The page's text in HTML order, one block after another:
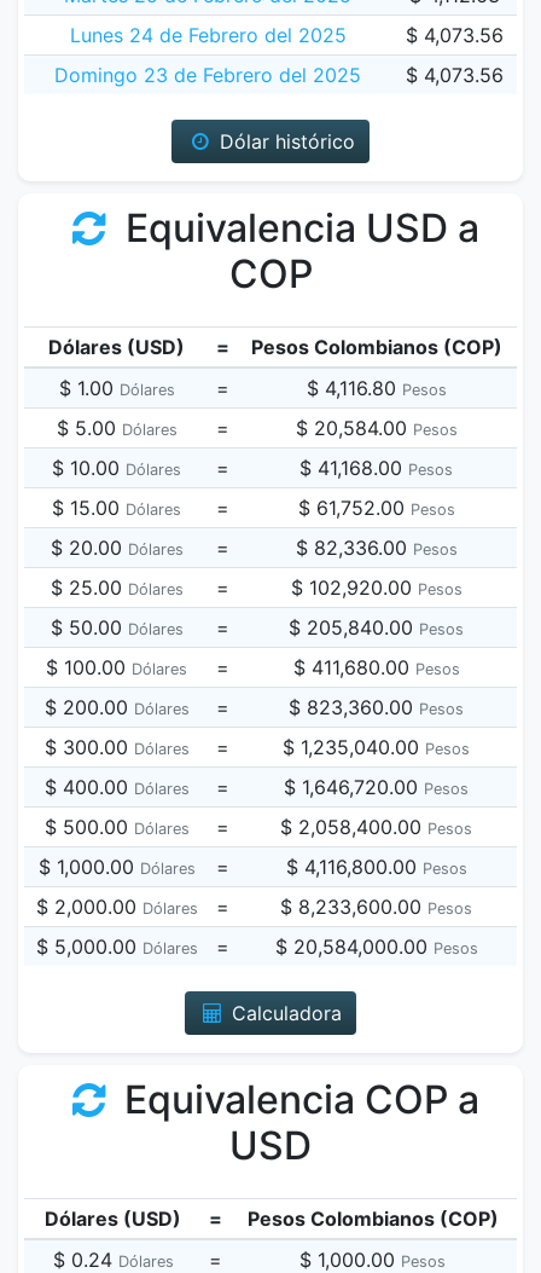
Lunes 24 de Febrero del 2025
$ 4,073.56
Domingo 23 de Febrero del 2025
$ 4,073.56
Dólar histórico
Equivalencia USD a
COP
Dólares (USD) =
Pesos Colombianos (COP)
$ 1.00 Dólares = $ 4,116.80 Pesos
$ 5.00 Dólares = $ 20,584.00 Pesos
$ 10.00 Dólares = $ 41,168.00 Pesos
$ 15.00 Dólares = $ 61,752.00 Pesos
$ 20.00 Dólares = $ 82,336.00 Pesos
$ 25.00 Dólares = $ 102,920.00 Pesos
$ 50.00 Dólares = $ 205,840.00 Pesos
$ 100.00 Dólares = $ 411,680.00 Pesos
$ 200.00 Dólares = $ 823,360.00 Pesos
$ 300.00 Dólares = $ 1,235,040.00 Pesos
$ 400.00 Dólares = $ 1,646,720.00 Pesos
$ 500.00 Dólares = $ 2,058,400.00 Pesos
$ 1,000.00 Dólares = $ 4,116,800.00 Pesos
$ 2,000.00 Dólares = $ 8,233,600.00 Pesos
$ 5,000.00 Dólares = $ 20,584,000.00 Pesos
Calculadora
Equivalencia COP a
USD
Dólares (USD) =
Pesos Colombianos (COP)
$ 0.24 Dólares = $ 1,000.00 Pesos